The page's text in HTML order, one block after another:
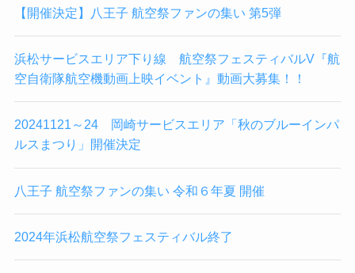
【開催決定】八王子 航空祭ファンの集い 第5弾
浜松サービスエリア下り線 航空祭フェスティバルV『航
空自衛隊航空機動画上映イベント』動画大募集！！
20241121～24 岡崎サービスエリア「秋のブルーインパ
ルスまつり」開催決定
八王子 航空祭ファンの集い 令和６年夏 開催
2024年浜松航空祭フェスティバル終了